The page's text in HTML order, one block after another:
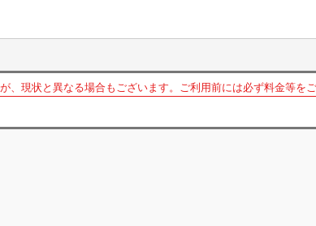
現状と異なる場合もございます。ご利用前には必ず料金等をご